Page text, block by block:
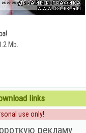
Mb.
links
use only!
рекламу